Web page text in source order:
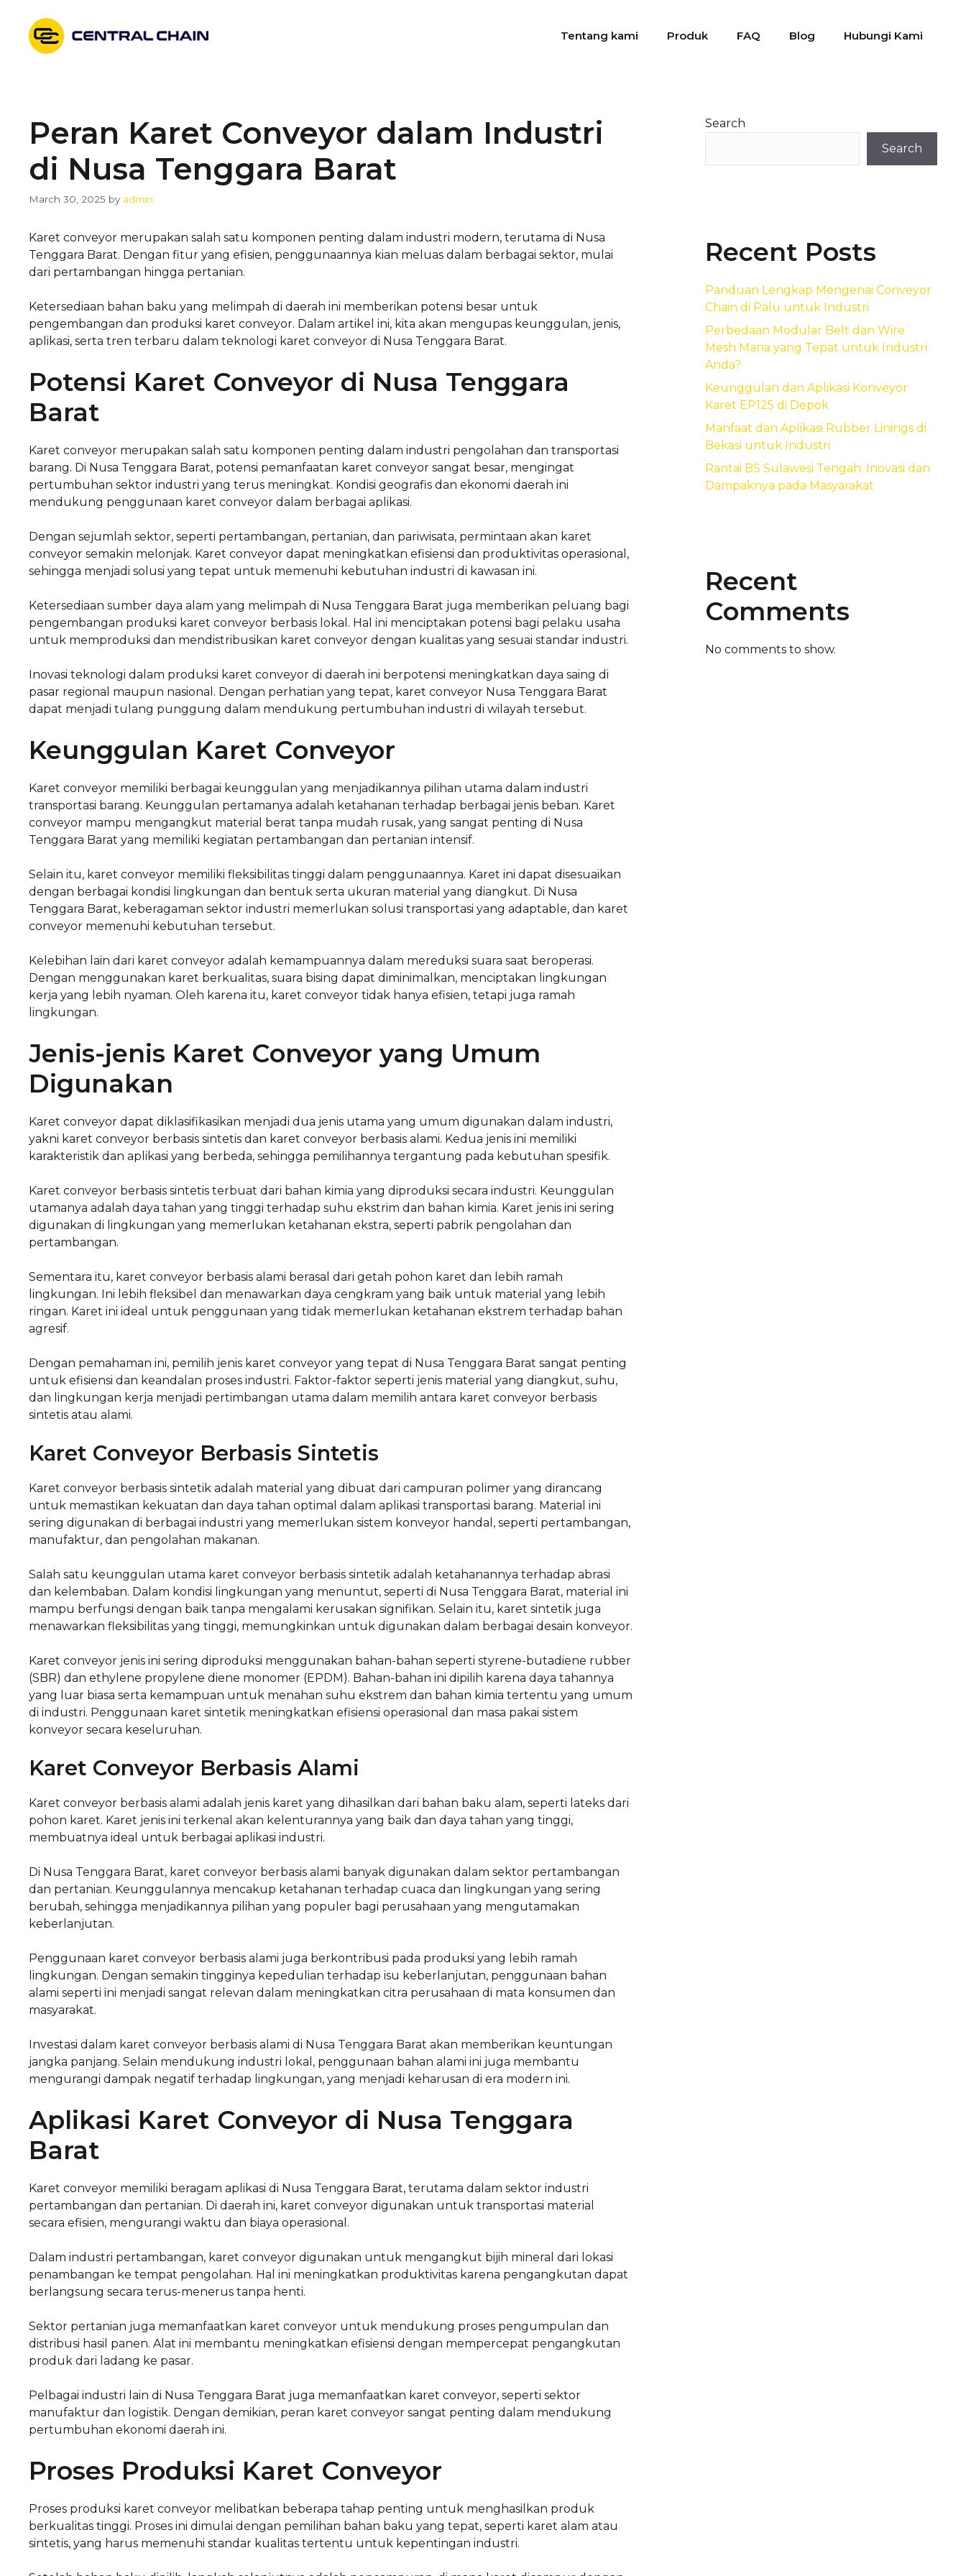
content
Tentang kami Produk FAQ Blog Hubungi Kami
Peran Karet Conveyor dalam Industri
di Nusa Tenggara Barat
March 30, 2025 by admin
Karet conveyor merupakan salah satu komponen penting dalam industri modern, terutama di Nusa
Tenggara Barat. Dengan fitur yang efisien, penggunaannya kian meluas dalam berbagai sektor, mulai
dari pertambangan hingga pertanian.
Ketersediaan bahan baku yang melimpah di daerah ini memberikan potensi besar untuk
pengembangan dan produksi karet conveyor. Dalam artikel ini, kita akan mengupas keunggulan, jenis,
aplikasi, serta tren terbaru dalam teknologi karet conveyor di Nusa Tenggara Barat.
Potensi Karet Conveyor di Nusa Tenggara
Barat
Karet conveyor merupakan salah satu komponen penting dalam industri pengolahan dan transportasi
barang. Di Nusa Tenggara Barat, potensi pemanfaatan karet conveyor sangat besar, mengingat
pertumbuhan sektor industri yang terus meningkat. Kondisi geografis dan ekonomi daerah ini
mendukung penggunaan karet conveyor dalam berbagai aplikasi.
Dengan sejumlah sektor, seperti pertambangan, pertanian, dan pariwisata, permintaan akan karet
conveyor semakin melonjak. Karet conveyor dapat meningkatkan efisiensi dan produktivitas operasional,
sehingga menjadi solusi yang tepat untuk memenuhi kebutuhan industri di kawasan ini.
Ketersediaan sumber daya alam yang melimpah di Nusa Tenggara Barat juga memberikan peluang bagi
pengembangan produksi karet conveyor berbasis lokal. Hal ini menciptakan potensi bagi pelaku usaha
untuk memproduksi dan mendistribusikan karet conveyor dengan kualitas yang sesuai standar industri.
Inovasi teknologi dalam produksi karet conveyor di daerah ini berpotensi meningkatkan daya saing di
pasar regional maupun nasional. Dengan perhatian yang tepat, karet conveyor Nusa Tenggara Barat
dapat menjadi tulang punggung dalam mendukung pertumbuhan industri di wilayah tersebut.
Keunggulan Karet Conveyor
Karet conveyor memiliki berbagai keunggulan yang menjadikannya pilihan utama dalam industri
transportasi barang. Keunggulan pertamanya adalah ketahanan terhadap berbagai jenis beban. Karet
conveyor mampu mengangkut material berat tanpa mudah rusak, yang sangat penting di Nusa
Tenggara Barat yang memiliki kegiatan pertambangan dan pertanian intensif.
Selain itu, karet conveyor memiliki fleksibilitas tinggi dalam penggunaannya. Karet ini dapat disesuaikan
dengan berbagai kondisi lingkungan dan bentuk serta ukuran material yang diangkut. Di Nusa
Tenggara Barat, keberagaman sektor industri memerlukan solusi transportasi yang adaptable, dan karet
conveyor memenuhi kebutuhan tersebut.
Kelebihan lain dari karet conveyor adalah kemampuannya dalam mereduksi suara saat beroperasi.
Dengan menggunakan karet berkualitas, suara bising dapat diminimalkan, menciptakan lingkungan
kerja yang lebih nyaman. Oleh karena itu, karet conveyor tidak hanya efisien, tetapi juga ramah
lingkungan.
Jenis-jenis Karet Conveyor yang Umum
Digunakan
Karet conveyor dapat diklasifikasikan menjadi dua jenis utama yang umum digunakan dalam industri,
yakni karet conveyor berbasis sintetis dan karet conveyor berbasis alami. Kedua jenis ini memiliki
karakteristik dan aplikasi yang berbeda, sehingga pemilihannya tergantung pada kebutuhan spesifik.
Karet conveyor berbasis sintetis terbuat dari bahan kimia yang diproduksi secara industri. Keunggulan
utamanya adalah daya tahan yang tinggi terhadap suhu ekstrim dan bahan kimia. Karet jenis ini sering
digunakan di lingkungan yang memerlukan ketahanan ekstra, seperti pabrik pengolahan dan
pertambangan.
Sementara itu, karet conveyor berbasis alami berasal dari getah pohon karet dan lebih ramah
lingkungan. Ini lebih fleksibel dan menawarkan daya cengkram yang baik untuk material yang lebih
ringan. Karet ini ideal untuk penggunaan yang tidak memerlukan ketahanan ekstrem terhadap bahan
agresif.
Dengan pemahaman ini, pemilih jenis karet conveyor yang tepat di Nusa Tenggara Barat sangat penting
untuk efisiensi dan keandalan proses industri. Faktor-faktor seperti jenis material yang diangkut, suhu,
dan lingkungan kerja menjadi pertimbangan utama dalam memilih antara karet conveyor berbasis
sintetis atau alami.
Karet Conveyor Berbasis Sintetis
Karet conveyor berbasis sintetik adalah material yang dibuat dari campuran polimer yang dirancang
untuk memastikan kekuatan dan daya tahan optimal dalam aplikasi transportasi barang. Material ini
sering digunakan di berbagai industri yang memerlukan sistem konveyor handal, seperti pertambangan,
manufaktur, dan pengolahan makanan.
Salah satu keunggulan utama karet conveyor berbasis sintetik adalah ketahanannya terhadap abrasi
dan kelembaban. Dalam kondisi lingkungan yang menuntut, seperti di Nusa Tenggara Barat, material ini
mampu berfungsi dengan baik tanpa mengalami kerusakan signifikan. Selain itu, karet sintetik juga
menawarkan fleksibilitas yang tinggi, memungkinkan untuk digunakan dalam berbagai desain konveyor.
Karet conveyor jenis ini sering diproduksi menggunakan bahan-bahan seperti styrene-butadiene rubber
(SBR) dan ethylene propylene diene monomer (EPDM). Bahan-bahan ini dipilih karena daya tahannya
yang luar biasa serta kemampuan untuk menahan suhu ekstrem dan bahan kimia tertentu yang umum
di industri. Penggunaan karet sintetik meningkatkan efisiensi operasional dan masa pakai sistem
konveyor secara keseluruhan.
Karet Conveyor Berbasis Alami
Karet conveyor berbasis alami adalah jenis karet yang dihasilkan dari bahan baku alam, seperti lateks dari
pohon karet. Karet jenis ini terkenal akan kelenturannya yang baik dan daya tahan yang tinggi,
membuatnya ideal untuk berbagai aplikasi industri.
Di Nusa Tenggara Barat, karet conveyor berbasis alami banyak digunakan dalam sektor pertambangan
dan pertanian. Keunggulannya mencakup ketahanan terhadap cuaca dan lingkungan yang sering
berubah, sehingga menjadikannya pilihan yang populer bagi perusahaan yang mengutamakan
keberlanjutan.
Penggunaan karet conveyor berbasis alami juga berkontribusi pada produksi yang lebih ramah
lingkungan. Dengan semakin tingginya kepedulian terhadap isu keberlanjutan, penggunaan bahan
alami seperti ini menjadi sangat relevan dalam meningkatkan citra perusahaan di mata konsumen dan
masyarakat.
Investasi dalam karet conveyor berbasis alami di Nusa Tenggara Barat akan memberikan keuntungan
jangka panjang. Selain mendukung industri lokal, penggunaan bahan alami ini juga membantu
mengurangi dampak negatif terhadap lingkungan, yang menjadi keharusan di era modern ini.
Aplikasi Karet Conveyor di Nusa Tenggara
Barat
Karet conveyor memiliki beragam aplikasi di Nusa Tenggara Barat, terutama dalam sektor industri
pertambangan dan pertanian. Di daerah ini, karet conveyor digunakan untuk transportasi material
secara efisien, mengurangi waktu dan biaya operasional.
Dalam industri pertambangan, karet conveyor digunakan untuk mengangkut bijih mineral dari lokasi
penambangan ke tempat pengolahan. Hal ini meningkatkan produktivitas karena pengangkutan dapat
berlangsung secara terus-menerus tanpa henti.
Sektor pertanian juga memanfaatkan karet conveyor untuk mendukung proses pengumpulan dan
distribusi hasil panen. Alat ini membantu meningkatkan efisiensi dengan mempercepat pengangkutan
produk dari ladang ke pasar.
Pelbagai industri lain di Nusa Tenggara Barat juga memanfaatkan karet conveyor, seperti sektor
manufaktur dan logistik. Dengan demikian, peran karet conveyor sangat penting dalam mendukung
pertumbuhan ekonomi daerah ini.
Proses Produksi Karet Conveyor
Proses produksi karet conveyor melibatkan beberapa tahap penting untuk menghasilkan produk
berkualitas tinggi. Proses ini dimulai dengan pemilihan bahan baku yang tepat, seperti karet alam atau
sintetis, yang harus memenuhi standar kualitas tertentu untuk kepentingan industri.
Search
Search
Recent Posts
Panduan Lengkap Mengenai Conveyor
Chain di Palu untuk Industri
Perbedaan Modular Belt dan Wire
Mesh Mana yang Tepat untuk Industri
Anda?
Keunggulan dan Aplikasi Konveyor
Karet EP125 di Depok
Manfaat dan Aplikasi Rubber Linings di
Bekasi untuk Industri
Rantai BS Sulawesi Tengah: Inovasi dan
Dampaknya pada Masyarakat
Recent
Comments
No comments to show.